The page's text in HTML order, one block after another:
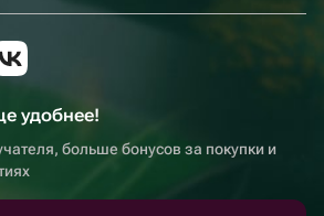
удобнее!
больше бонусов за покупки и